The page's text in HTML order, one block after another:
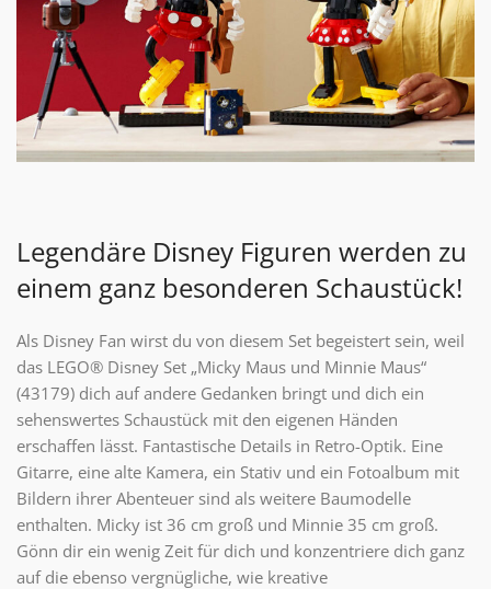
Legendäre Disney Figuren werden zu
einem ganz besonderen Schaustück!
Als Disney Fan wirst du von diesem Set begeistert sein, weil
das LEGO® Disney Set „Micky Maus und Minnie Maus“
(43179) dich auf andere Gedanken bringt und dich ein
sehenswertes Schaustück mit den eigenen Händen
erschaffen lässt. Fantastische Details in Retro-Optik. Eine
Gitarre, eine alte Kamera, ein Stativ und ein Fotoalbum mit
Bildern ihrer Abenteuer sind als weitere Baumodelle
enthalten. Micky ist 36 cm groß und Minnie 35 cm groß.
Gönn dir ein wenig Zeit für dich und konzentriere dich ganz
auf die ebenso vergnügliche, wie kreative